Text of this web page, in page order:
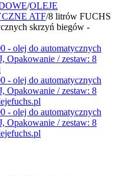
/OLEJE
ATF/8 litrów FUCHS
skrzyń biegów -